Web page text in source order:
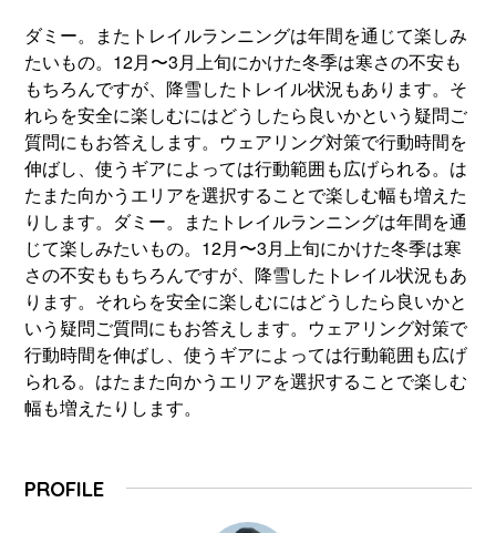
ダミー。またトレイルランニングは年間を通じて楽しみ
たいもの。12月〜3月上旬にかけた冬季は寒さの不安も
もちろんですが、降雪したトレイル状況もあります。そ
れらを安全に楽しむにはどうしたら良いかという疑問ご
質問にもお答えします。ウェアリング対策で行動時間を
伸ばし、使うギアによっては行動範囲も広げられる。は
たまた向かうエリアを選択することで楽しむ幅も増えた
りします。ダミー。またトレイルランニングは年間を通
じて楽しみたいもの。12月〜3月上旬にかけた冬季は寒
さの不安ももちろんですが、降雪したトレイル状況もあ
ります。それらを安全に楽しむにはどうしたら良いかと
いう疑問ご質問にもお答えします。ウェアリング対策で
行動時間を伸ばし、使うギアによっては行動範囲も広げ
られる。はたまた向かうエリアを選択することで楽しむ
幅も増えたりします。
PROFILE